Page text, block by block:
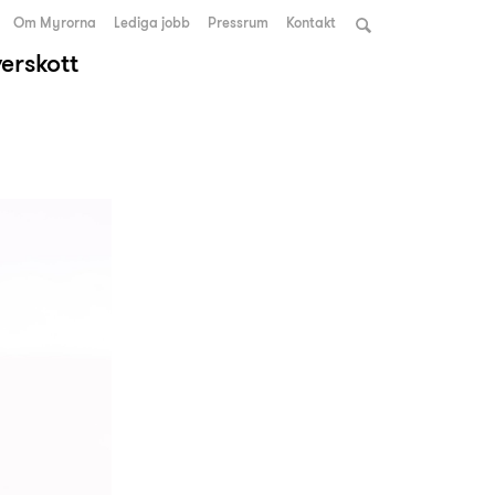
Om Myrorna Lediga jobb Pressrum Kontakt